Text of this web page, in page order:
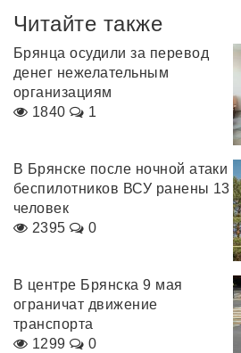
Читайте также
Брянца осудили за перевод
денег нежелательным
организациям
1840
1
В Брянске после ночной атаки
беспилотников ВСУ ранены 13
человек
2395
0
В центре Брянска 9 мая
ограничат движение
транспорта
1299
0